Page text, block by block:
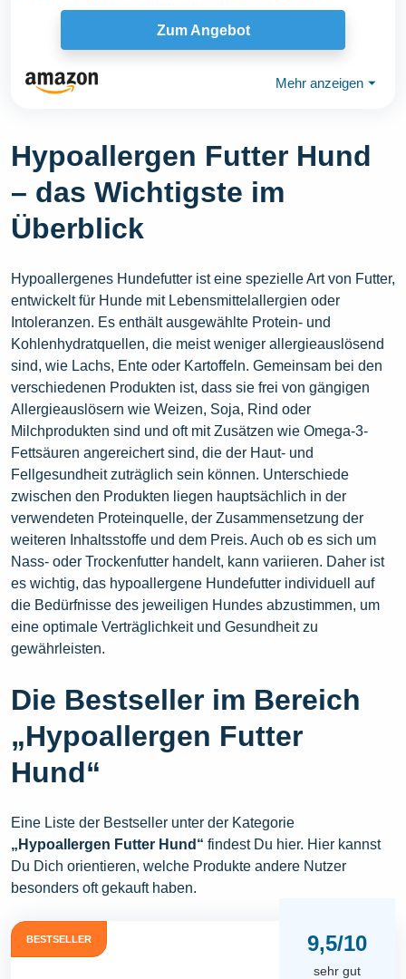
Hundefutter trocken...
Zum Angebot
Mehr anzeigen ⏷
Hypoallergen Futter Hund
– das Wichtigste im
Überblick
Hypoallergenes Hundefutter ist eine spezielle Art von Futter,
entwickelt für Hunde mit Lebensmittelallergien oder
Intoleranzen. Es enthält ausgewählte Protein- und
Kohlenhydratquellen, die meist weniger allergieauslösend
sind, wie Lachs, Ente oder Kartoffeln. Gemeinsam bei den
verschiedenen Produkten ist, dass sie frei von gängigen
Allergieauslösern wie Weizen, Soja, Rind oder
Milchprodukten sind und oft mit Zusätzen wie Omega-3-
Fettsäuren angereichert sind, die der Haut- und
Fellgesundheit zuträglich sein können. Unterschiede
zwischen den Produkten liegen hauptsächlich in der
verwendeten Proteinquelle, der Zusammensetzung der
weiteren Inhaltsstoffe und dem Preis. Auch ob es sich um
Nass- oder Trockenfutter handelt, kann variieren. Daher ist
es wichtig, das hypoallergene Hundefutter individuell auf
die Bedürfnisse des jeweiligen Hundes abzustimmen, um
eine optimale Verträglichkeit und Gesundheit zu
gewährleisten.
Die Bestseller im Bereich
„Hypoallergen Futter
Hund“
Eine Liste der Bestseller unter der Kategorie
„Hypoallergen Futter Hund“ findest Du hier. Hier kannst
Du Dich orientieren, welche Produkte andere Nutzer
besonders oft gekauft haben.
BESTSELLER 9,5/10
sehr gut